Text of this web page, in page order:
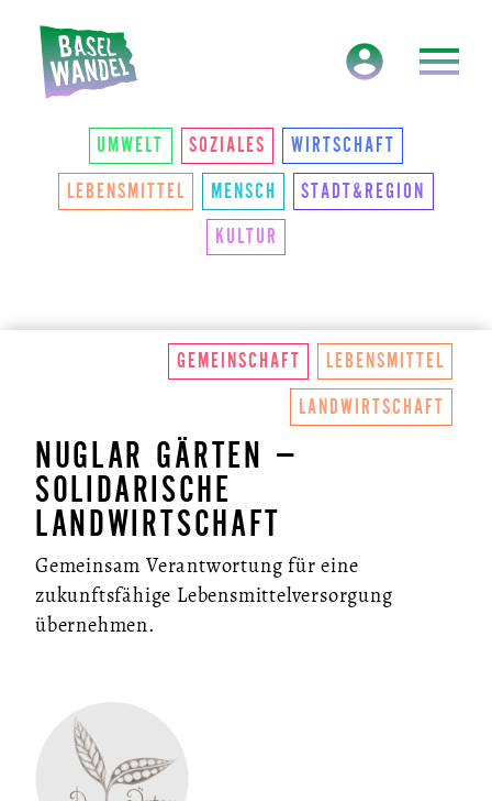
HAUPTNAVIGATION
THEMEN
UMWELT SOZIALES WIRTSCHAFT
LEBENSMITTEL MENSCH STADT&REGION
KULTUR
GEMEINSCHAFT LEBENSMITTEL
LANDWIRTSCHAFT
NUGLAR GÄRTEN –
SOLIDARISCHE
LANDWIRTSCHAFT
Gemeinsam Verantwortung für eine
zukunftsfähige Lebensmittelversorgung
übernehmen.